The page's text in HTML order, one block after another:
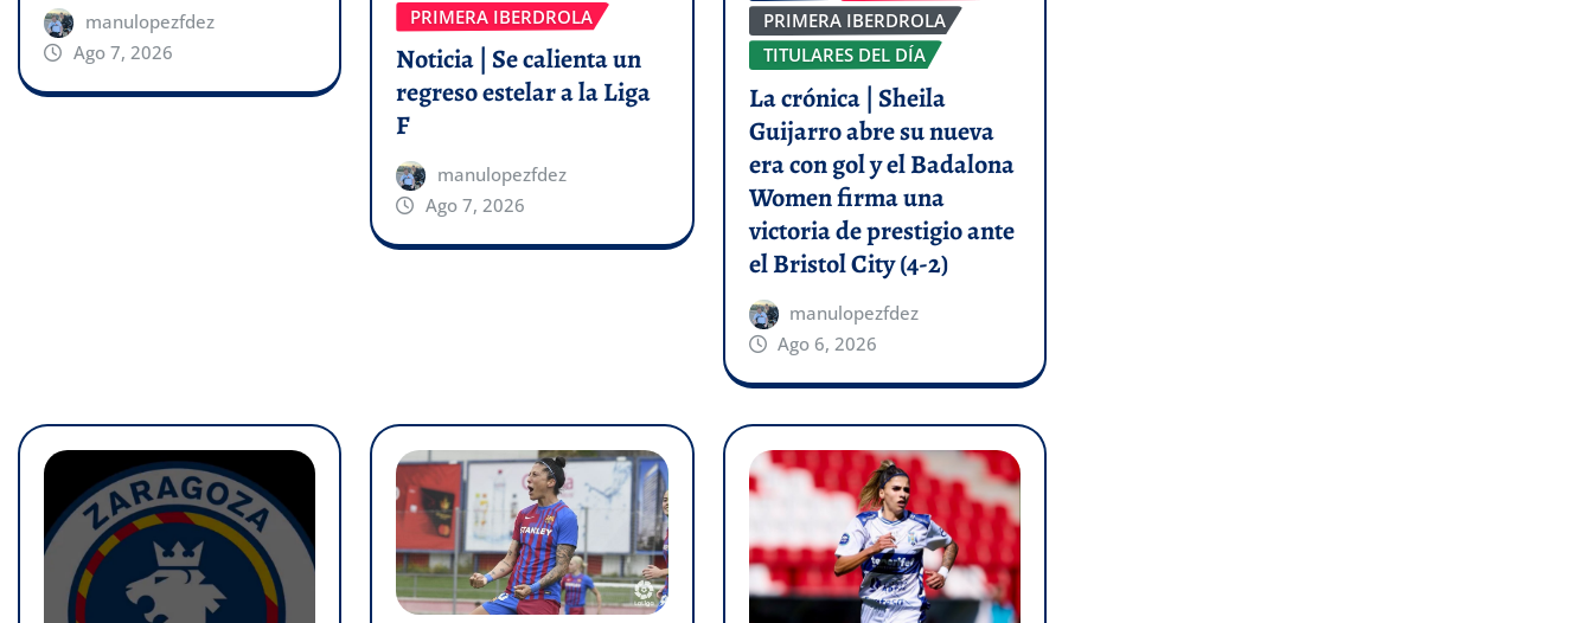
manulopezfdez
Ago 7, 2026
PRIMERA IBERDROLA
Noticia | Se calienta un
regreso estelar a la Liga
F
manulopezfdez
Ago 7, 2026
PRIMERA IBERDROLA
TITULARES DEL DÍA
La crónica | Sheila
Guijarro abre su nueva
era con gol y el Badalona
Women firma una
victoria de prestigio ante
el Bristol City (4-2)
manulopezfdez
Ago 6, 2026